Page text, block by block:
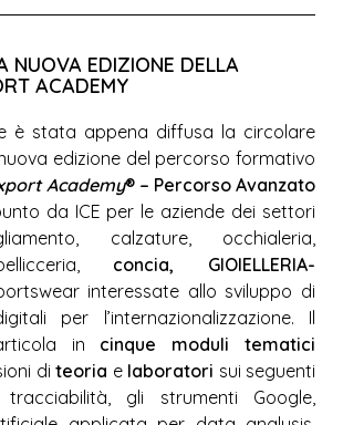
NUOVA EDIZIONE DELLA
ACADEMY
è stata appena diffusa la circolare
edizione del percorso formativo
Academy® – Percorso Avanzato
da ICE per le aziende dei settori
calzature, occhialeria,
concia, GIOIELLERIA-
interessate allo sviluppo di
per l’internazionalizzazione. Il
in cinque moduli tematici
di teoria e laboratori sui seguenti
gli strumenti Google,